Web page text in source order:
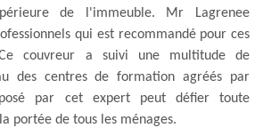
de l'immeuble. Mr Lagrenee
qui est recommandé pour ces
couvreur a suivi une multitude de
des centres de formation agréés par
par cet expert peut défier toute
portée de tous les ménages.